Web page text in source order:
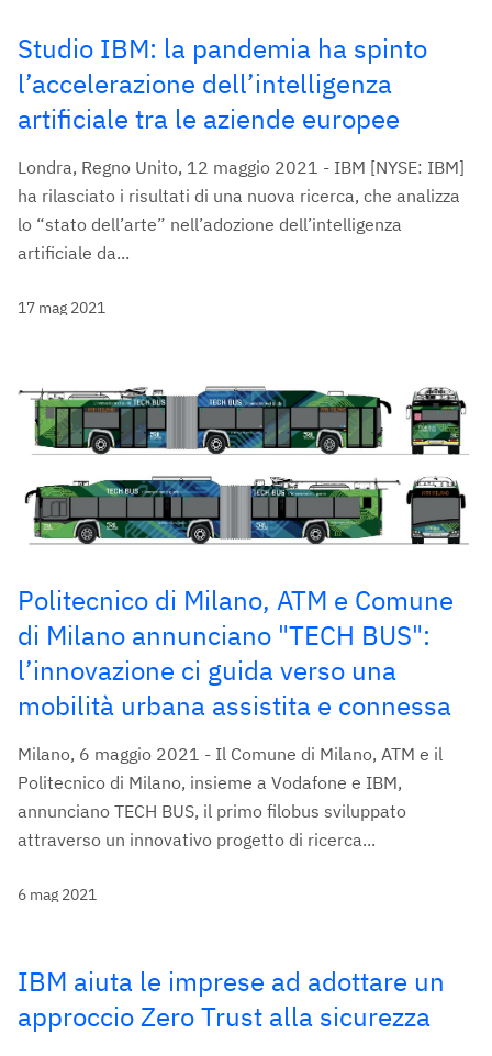
Studio IBM: la pandemia ha spinto
l’accelerazione dell’intelligenza
artificiale tra le aziende europee
Londra, Regno Unito, 12 maggio 2021 - IBM [NYSE: IBM]
ha rilasciato i risultati di una nuova ricerca, che analizza
lo “stato dell’arte” nell’adozione dell’intelligenza
artificiale da...
17 mag 2021
Politecnico di Milano, ATM e Comune
di Milano annunciano "TECH BUS":
l’innovazione ci guida verso una
mobilità urbana assistita e connessa
Milano, 6 maggio 2021 - Il Comune di Milano, ATM e il
Politecnico di Milano, insieme a Vodafone e IBM,
annunciano TECH BUS, il primo filobus sviluppato
attraverso un innovativo progetto di ricerca...
6 mag 2021
IBM aiuta le imprese ad adottare un
approccio Zero Trust alla sicurezza